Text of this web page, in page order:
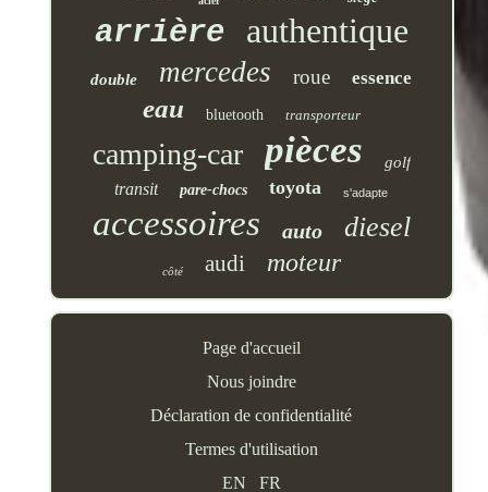
arrière authentique
double mercedes roue essence
eau bluetooth transporteur
camping-car pièces golf
transit pare-chocs toyota s'adapte
accessoires auto diesel
côté audi moteur
Page d'accueil
Nous joindre
Déclaration de confidentialité
Termes d'utilisation
EN
FR